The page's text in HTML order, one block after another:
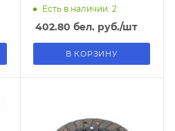
Есть в наличии: 2
402.80 бел. руб./шт
В КОРЗИНУ